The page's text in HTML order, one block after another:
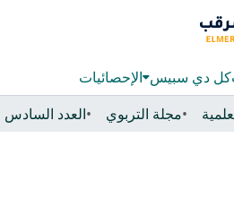
كل دي سبيس الإحصائيات
مجلة التربوي